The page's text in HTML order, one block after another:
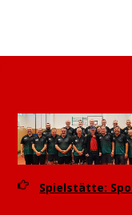
Spielstätte: